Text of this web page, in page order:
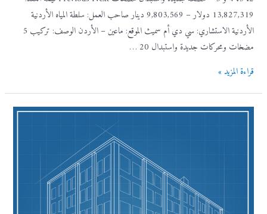
13,827,319 دولار – 9,803,569 دينار صاحب العمل: سلطة المياه الأردنية
الأردنية الاستشاري: سي دي أم سميث الموقع: ماعين – الأردن الوصف: تركيب 5
مضخات ومحركات جديدة واستبدال 20 …
العطاء
رقم
قراءة المزيد »